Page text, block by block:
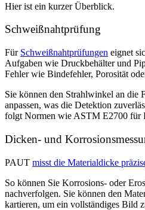
Hier ist ein kurzer Überblick.
Schweißnahtprüfung
Für Schweißnahtprüfungen eignet
Aufgaben wie Druckbehälter und
Fehler wie Bindefehler, Porosität
Sie können den Strahlwinkel an die
anpassen, was die Detektion
folgt Normen wie ASTM E2700 für
Dicken- und
PAUT misst die Materialdicke
So können Sie Korrosions- oder
nachverfolgen. Sie können den
kartieren, um ein vollständiges Bild